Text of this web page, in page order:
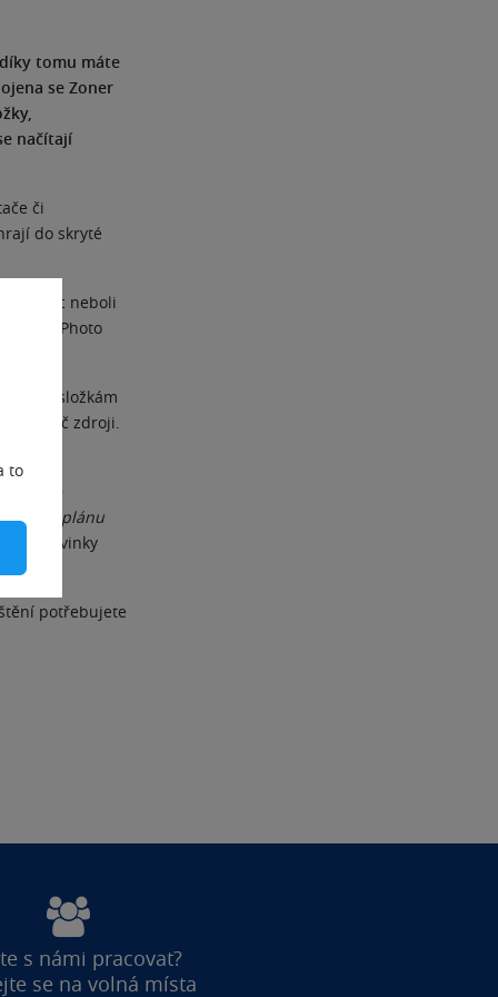
to
tomu máte
se Zoner
načítají
či
do skryté
Tilt-Shift neboli
Zoner Photo
složkám
napříč zdroji.
je
v plánu
novinky
potřebujete
s námi pracovat?
se na volná místa